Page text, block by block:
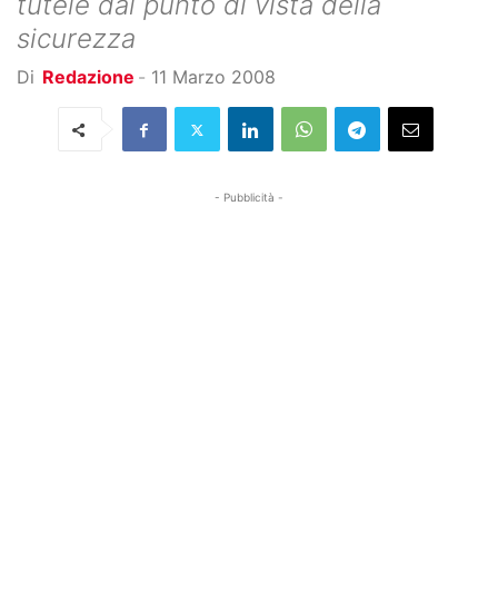
sicurezza
Di Redazione - 11 Marzo 2008
- Pubblicità -